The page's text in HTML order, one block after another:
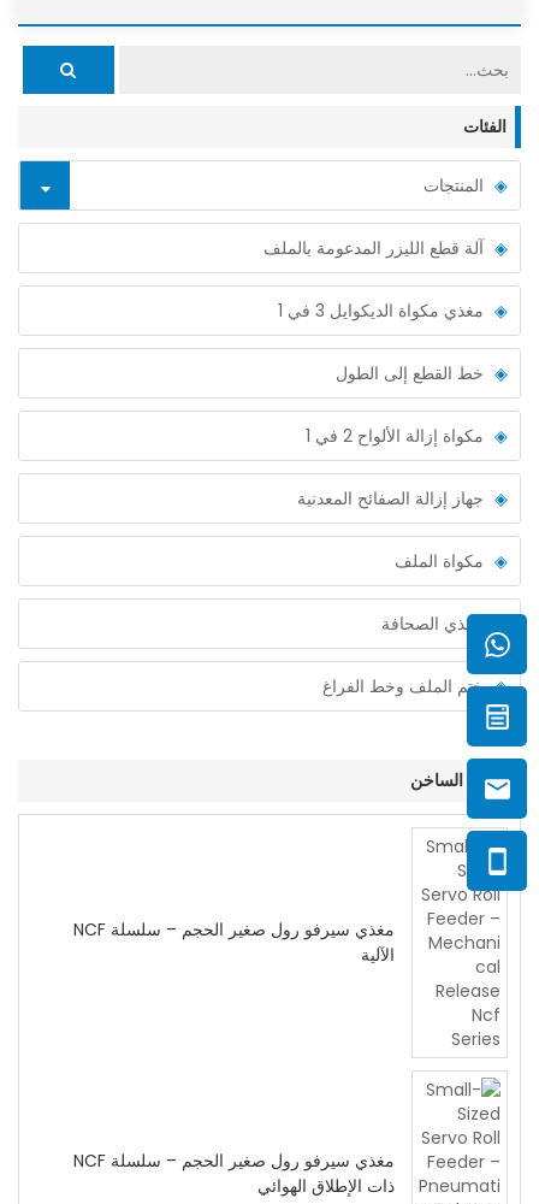
الفئات
المنتجات
آلة قطع الليزر المدعومة بالملف
مغذي مكواة الديكوايل 3 في 1
خط القطع إلى الطول
مكواة إزالة الألواح 2 في 1
جهاز إزالة الصفائح المعدنية
مكواة الملف
مغذي الصحافة
ختم الملف وخط الفراغ
المنتج الساخن
مغذي سيرفو رول صغير الحجم – سلسلة NCF
الآلية
مغذي سيرفو رول صغير الحجم – سلسلة NCF
ذات الإطلاق الهوائي